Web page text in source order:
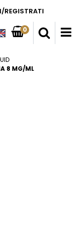
REGISTRATI
0
8 MG/ML